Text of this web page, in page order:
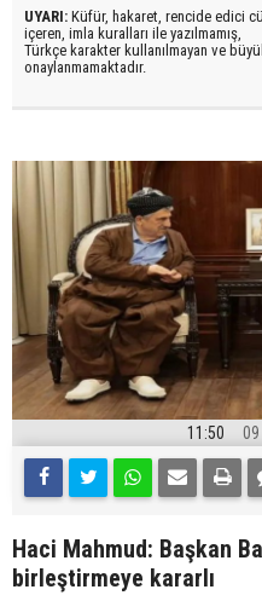
UYARI: Küfür, hakaret, rencide edici
içeren, imla kuralları ile yazılmamış,
Türkçe karakter kullanılmayan ve
onaylanmamaktadır.
11:50
Haci Mahmud: Başkan
birleştirmeye kararlı